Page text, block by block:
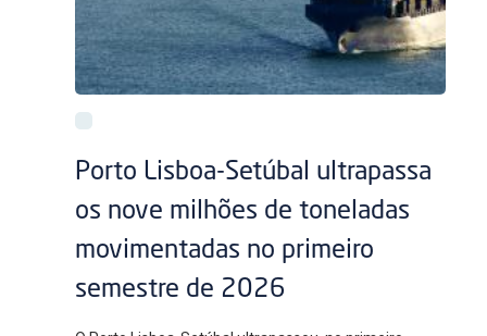
Porto Lisboa-Setúbal ultrapassa
os nove milhões de toneladas
movimentadas no primeiro
semestre de 2026